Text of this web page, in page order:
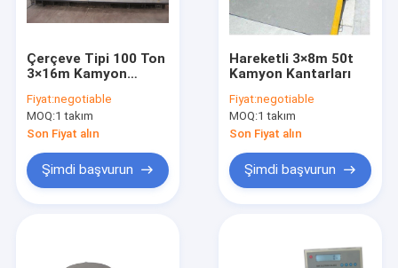
Çerçeve Tipi 100 Ton
3×16m Kamyon
Fiyat:negotiable
MOQ:1 takım
Son Fiyat alın
Şimdi başvurun
Hareketli 3×8m 50t
Kamyon Kantarları
Fiyat:negotiable
MOQ:1 takım
Son Fiyat alın
Şimdi başvurun